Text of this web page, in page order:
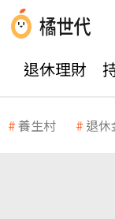
退休理財
養生村 退休